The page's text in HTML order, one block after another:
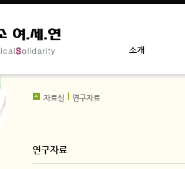
소개
자료실 연구자료
연구자료